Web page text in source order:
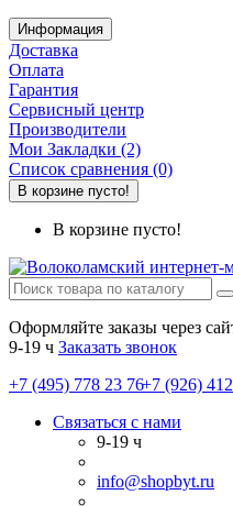
Информация
Доставка
Оплата
Гарантия
Сервисный центр
Производители
Мои Закладки (2)
Список сравнения (0)
В корзине пусто!
В корзине пусто!
Оформляйте заказы через
9-19 ч Заказать звонок
+7 (495) 778 23 76+7 (926)
Связаться с нами
9-19 ч
info@shopbyt.ru